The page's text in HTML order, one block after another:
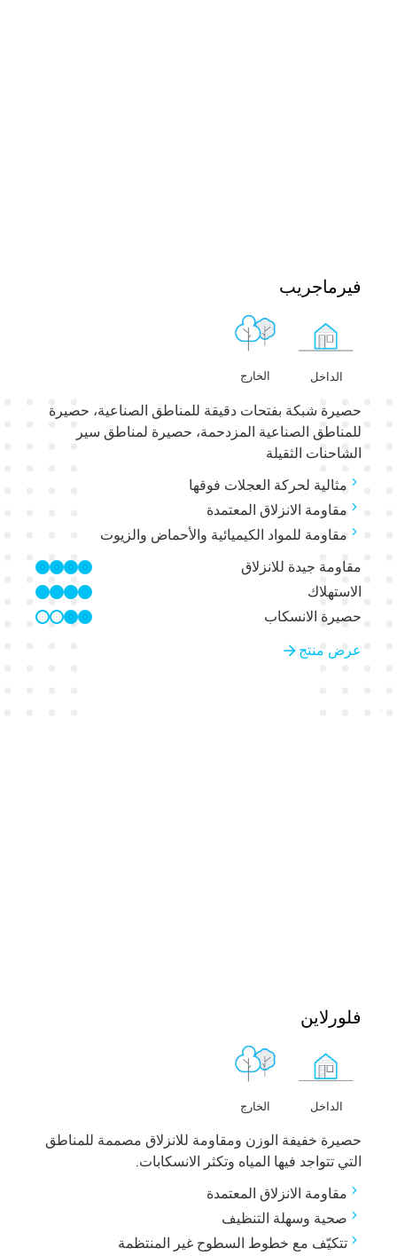
فيرماجريب
الداخل الخارج
حصيرة شبكة بفتحات دقيقة للمناطق الصناعية، حصيرة
للمناطق الصناعية المزدحمة، حصيرة لمناطق سير
الشاحنات الثقيلة
مثالية لحركة العجلات فوقها
مقاومة الانزلاق المعتمدة
مقاومة للمواد الكيميائية والأحماض والزيوت
مقاومة جيدة للانزلاق
4/4
الاستهلاك
4/4
حصيرة الانسكاب
2/4
عرض منتج
فلورلاين
الداخل الخارج
حصيرة خفيفة الوزن ومقاومة للانزلاق مصممة للمناطق
التي تتواجد فيها المياه وتكثر الانسكابات.
مقاومة الانزلاق المعتمدة
صحية وسهلة التنظيف
تتكيّف مع خطوط السطوح غير المنتظمة